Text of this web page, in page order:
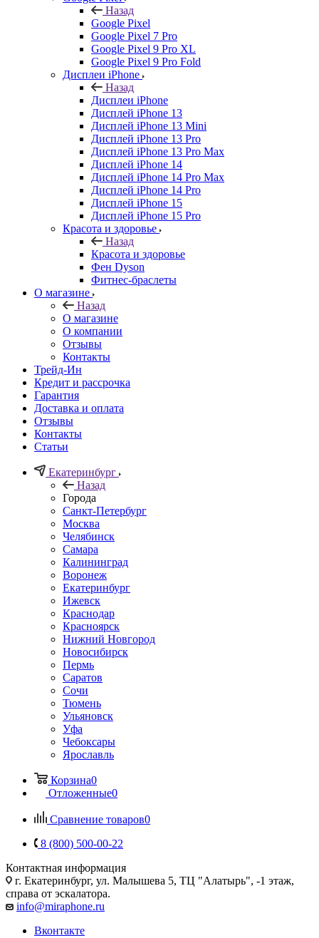
Назад
Google Pixel
Google Pixel 7 Pro
Google Pixel 9 Pro XL
Google Pixel 9 Pro Fold
Дисплеи iPhone
Назад
Дисплеи iPhone
Дисплей iPhone 13
Дисплей iPhone 13 Mini
Дисплей iPhone 13 Pro
Дисплей iPhone 13 Pro Max
Дисплей iPhone 14
Дисплей iPhone 14 Pro Max
Дисплей iPhone 14 Pro
Дисплей iPhone 15
Дисплей iPhone 15 Pro
Красота и здоровье
Назад
Красота и здоровье
Фен Dyson
Фитнес-браслеты
О магазине
Назад
О магазине
О компании
Отзывы
Контакты
Трейд-Ин
Кредит и рассрочка
Гарантия
Доставка и оплата
Отзывы
Контакты
Статьи
Екатеринбург
Назад
Города
Санкт-Петербург
Москва
Челябинск
Самара
Калининград
Воронеж
Екатеринбург
Ижевск
Краснодар
Красноярск
Нижний Новгород
Новосибирск
Пермь
Саратов
Сочи
Тюмень
Ульяновск
Уфа
Чебоксары
Ярославль
Корзина0
Отложенные0
Сравнение товаров0
8 (800) 500-00-22
Контактная информация
г. Екатеринбург, ул. Малышева 5, ТЦ "Алатырь", -1 этаж,
справа от эскалатора.
info@miraphone.ru
Вконтакте